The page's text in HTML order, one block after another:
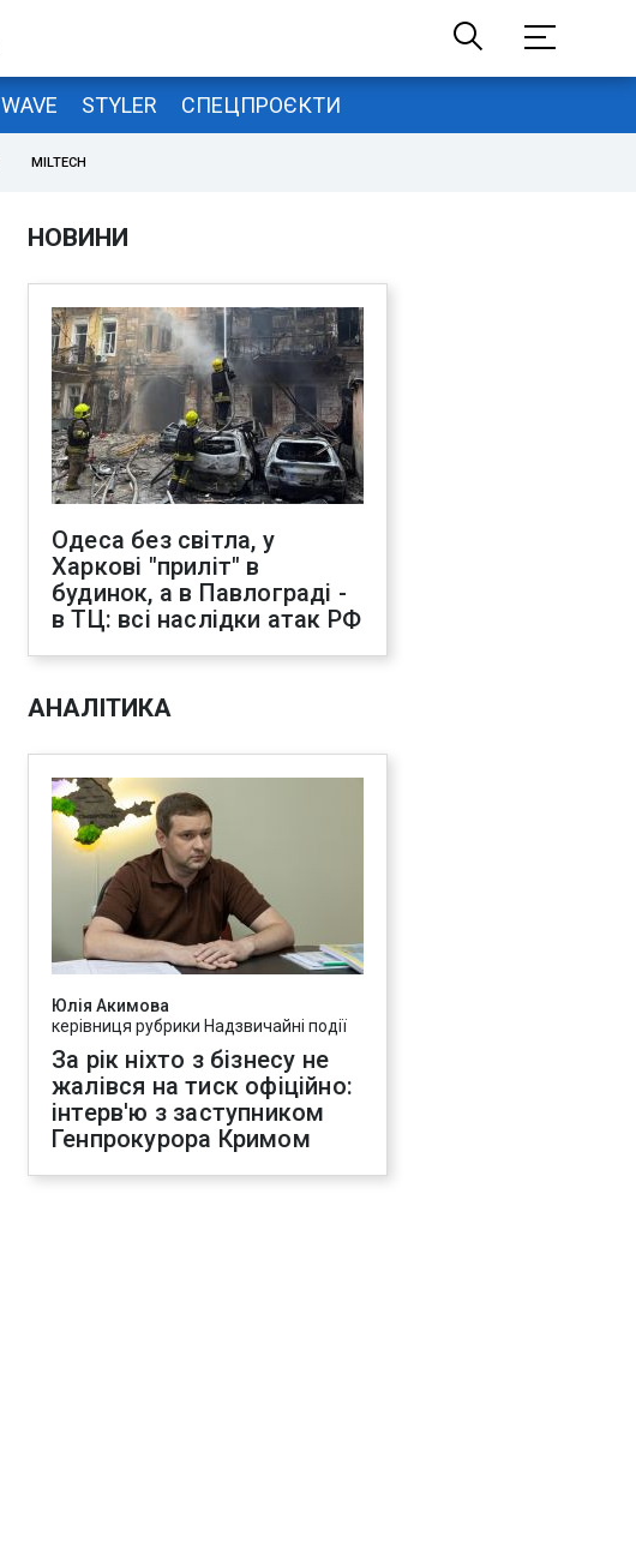
WAVE STYLER СПЕЦПРОЄКТИ
MILTECH
НОВИНИ
Одеса без світла, у
Харкові "приліт" в
будинок, а в Павлограді -
в ТЦ: всі наслідки атак РФ
АНАЛІТИКА
Юлія Акимова
керівниця рубрики Надзвичайні події
За рік ніхто з бізнесу не
жалівся на тиск офіційно:
інтерв'ю з заступником
Генпрокурора Кримом